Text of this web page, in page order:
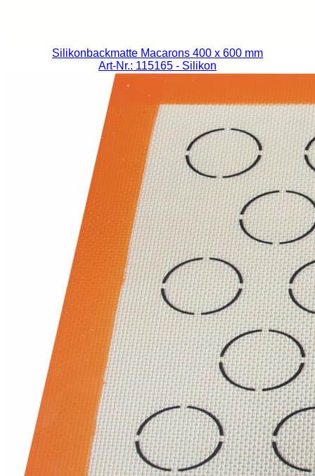
Silikonbackmatte Macarons 400 x 600 mm
Art-Nr.: 115165 - Silikon